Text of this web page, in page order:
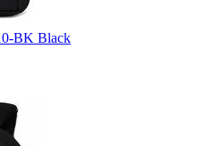
BK Black